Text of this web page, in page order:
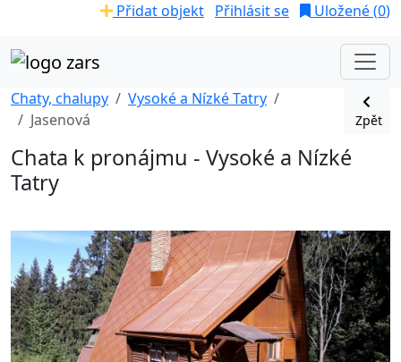
Přidat objekt Přihlásit se Uložené (0)
Chaty, chalupy
Vysoké a Nízké Tatry
Jasenová
Zpět
Chata k pronájmu - Vysoké a Nízké
Tatry